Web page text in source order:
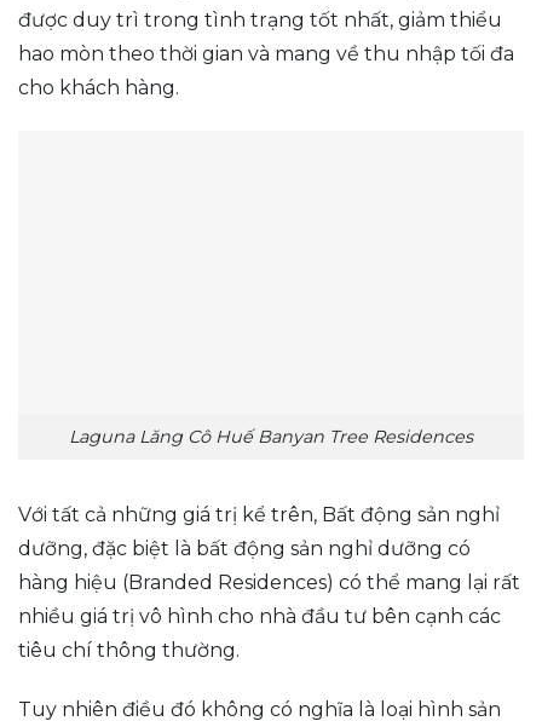
được duy trì trong tình trạng tốt nhất, giảm thiểu
hao mòn theo thời gian và mang về thu nhập tối đa
cho khách hàng.
Laguna Lăng Cô Huế Banyan Tree Residences
Với tất cả những giá trị kể trên, Bất động sản nghỉ
dưỡng, đặc biệt là bất động sản nghỉ dưỡng có
hàng hiệu (Branded Residences) có thể mang lại rất
nhiều giá trị vô hình cho nhà đầu tư bên cạnh các
tiêu chí thông thường.
Tuy nhiên điều đó không có nghĩa là loại hình sản